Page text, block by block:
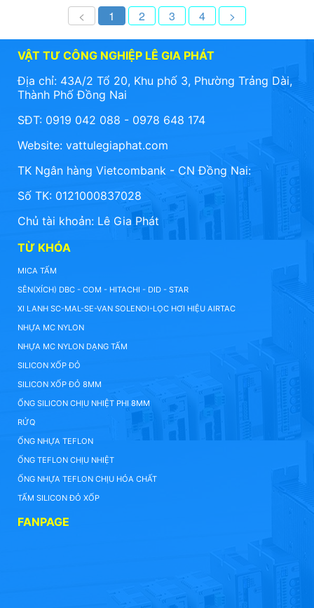
< 1 2 3 4 >
VẬT TƯ CÔNG NGHIỆP LÊ GIA PHÁT
Địa chỉ: 43A/2 Tổ 20, Khu phố 3, Phường Trảng Dài,
Thành Phố Đồng Nai
SĐT: 0919 042 088 - 0978 648 174
Website: vattulegiaphat.com
TK Ngân hàng Vietcombank - CN Đồng Nai:
Số TK: 0121000837028
Chủ tài khoản: Lê Gia Phát
TỪ KHÓA
MICA TẤM
SÊN(XÍCH) DBC - COM - HITACHI - DID - STAR
XI LANH SC-MAL-SE-VAN SOLENOI-LỌC HƠI HIỆU AIRTAC
NHỰA MC NYLON
NHỰA MC NYLON DẠNG TẤM
SILICON XỐP ĐỎ
SILICON XỐP ĐỎ 8MM
ỐNG SILICON CHỊU NHIỆT PHI 8MM
RỬQ
ỐNG NHỰA TEFLON
ỐNG TEFLON CHỊU NHIỆT
ỐNG NHỰA TEFLON CHỊU HÓA CHẤT
TẤM SILICON ĐỎ XỐP
FANPAGE